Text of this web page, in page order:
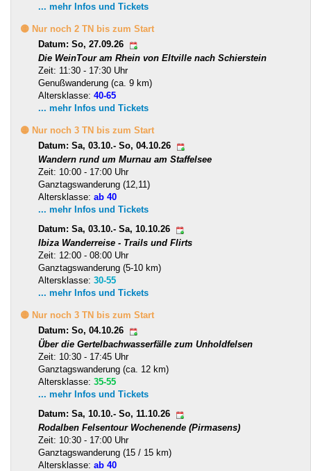
... mehr Infos und Tickets
🟡 Nur noch 2 TN bis zum Start
Datum: So, 27.09.26
Die WeinTour am Rhein von Eltville nach Schierstein
Zeit: 11:30 - 17:30 Uhr
Genußwanderung (ca. 9 km)
Altersklasse: 40-65
... mehr Infos und Tickets
🟡 Nur noch 3 TN bis zum Start
Datum: Sa, 03.10.- So, 04.10.26
Wandern rund um Murnau am Staffelsee
Zeit: 10:00 - 17:00 Uhr
Ganztagswanderung (12,11)
Altersklasse: ab 40
... mehr Infos und Tickets
Datum: Sa, 03.10.- Sa, 10.10.26
Ibiza Wanderreise - Trails und Flirts
Zeit: 12:00 - 08:00 Uhr
Ganztagswanderung (5-10 km)
Altersklasse: 30-55
... mehr Infos und Tickets
🟡 Nur noch 3 TN bis zum Start
Datum: So, 04.10.26
Über die Gertelbachwasserfälle zum Unholdfelsen
Zeit: 10:30 - 17:45 Uhr
Ganztagswanderung (ca. 12 km)
Altersklasse: 35-55
... mehr Infos und Tickets
Datum: Sa, 10.10.- So, 11.10.26
Rodalben Felsentour Wochenende (Pirmasens)
Zeit: 10:30 - 17:00 Uhr
Ganztagswanderung (15 / 15 km)
Altersklasse: ab 40